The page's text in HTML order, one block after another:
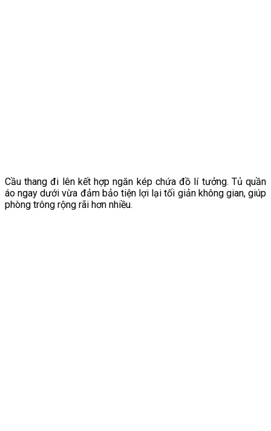
Cầu thang đi lên kết hợp ngăn kép chứa đồ lí tưởng. Tủ quần
áo ngay dưới vừa đảm bảo tiện lợi lại tối giản không gian, giúp
phòng trông rộng rãi hơn nhiều.